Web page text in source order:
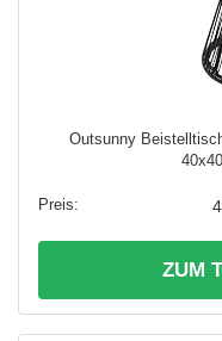
Outsunny
ZUM